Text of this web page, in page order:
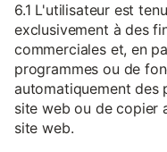
6.1 L'utilisateur est
exclusivement à des
commerciales et, en
programmes ou de
automatiquement des
site web ou de copier
site web.